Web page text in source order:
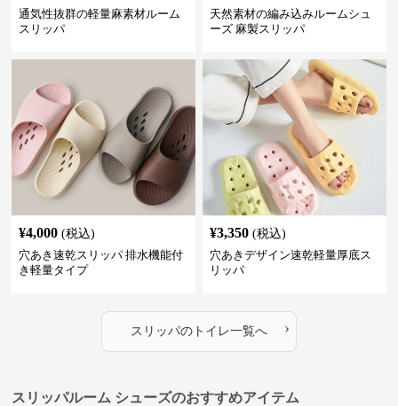
通気性抜群の軽量麻素材ルーム
スリッパ
天然素材の編み込みルームシュ
ーズ 麻製スリッパ
¥4,000 (税込)
穴あき速乾スリッパ 排水機能付
き軽量タイプ
¥3,350 (税込)
穴あきデザイン速乾軽量厚底ス
リッパ
スリッパのトイレ一覧へ ›
スリッパルーム シューズのおすすめアイテム